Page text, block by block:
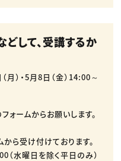
して、受講するか
月）・5月8日（金）14:00～
ームからお願いします。
ら受け付けております。
水曜日を除く平日のみ）